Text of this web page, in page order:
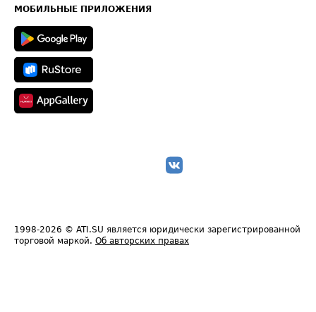
Техническая информация
МОБИЛЬНЫЕ ПРИЛОЖЕНИЯ
1998-2026 © ATI.SU является юридически зарегистрированной
торговой маркой. Об авторских правах